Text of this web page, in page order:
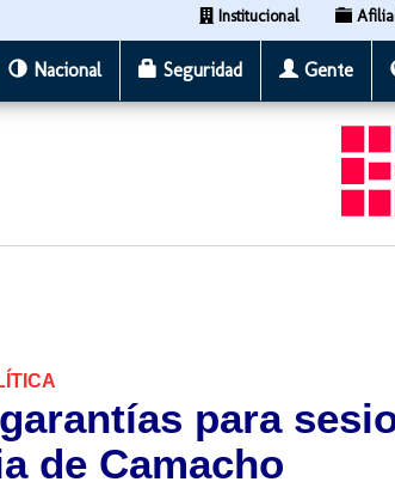
Institucional
Nacional Seguridad Gente
para
de Camacho